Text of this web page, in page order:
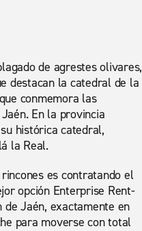
de agrestes olivares,
destacan la catedral de la
conmemora las
En la provincia
histórica catedral,
la Real.
es contratando el
opción Enterprise Rent-
Jaén, exactamente en
para moverse con total